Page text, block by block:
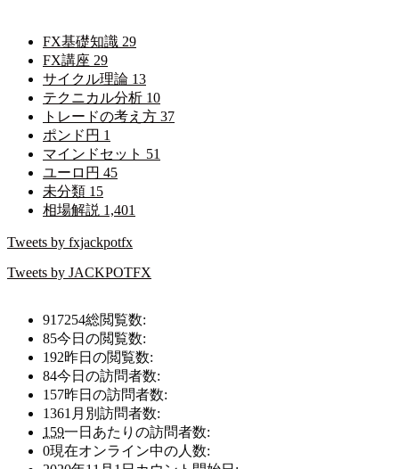
FX基礎知識 29
FX講座 29
サイクル理論 13
テクニカル分析 10
トレードの考え方 37
ポンド円 1
マインドセット 51
ユーロ円 45
未分類 15
相場解説 1,401
Tweets by fxjackpotfx
Tweets by JACKPOTFX
917254総閲覧数:
85今日の閲覧数:
192昨日の閲覧数:
84今日の訪問者数:
157昨日の訪問者数:
1361 月別訪問者数:
159一日あたりの訪問者数:
0現在オンライン中の人数: